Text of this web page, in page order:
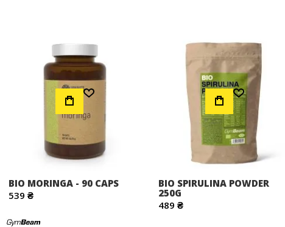
Додати до Списку Бажань
BIO MORINGA - 90 CAPS
539 ₴
Додати до Списку Бажань
BIO SPIRULINA POWDER
250G
489 ₴